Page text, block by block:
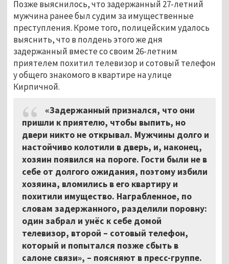
Позже выяснилось, что задержанный 27-летний
мужчина ранее был судим за имущественные
преступления. Кроме того, полицейским удалось
выяснить, что в полдень этого же дня
задержанный вместе со своим 26-летним
приятелем похитил телевизор и сотовый телефон
у общего знакомого в квартире на улице
Кирпичной.
«Задержанный признался, что они
пришли к приятелю, чтобы выпить, но
двери никто не открывал. Мужчины долго и
настойчиво колотили в дверь, и, наконец,
хозяин появился на пороге. Гости были не в
себе от долгого ожидания, поэтому избили
хозяина, вломились в его квартиру и
похитили имущество. Награбленное, по
словам задержанного, разделили поровну:
один забрал и унёс к себе домой
телевизор, второй – сотовый телефон,
который и попытался позже сбыть в
салоне связи», – поясняют в пресс-группе.